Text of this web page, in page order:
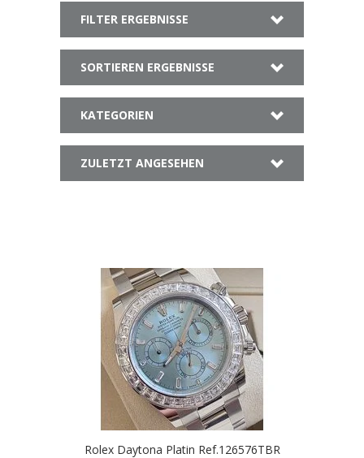
FILTER ERGEBNISSE
SORTIEREN ERGEBNISSE
KATEGORIEN
ZULETZT ANGESEHEN
Rolex Daytona Platin Ref.126576TBR